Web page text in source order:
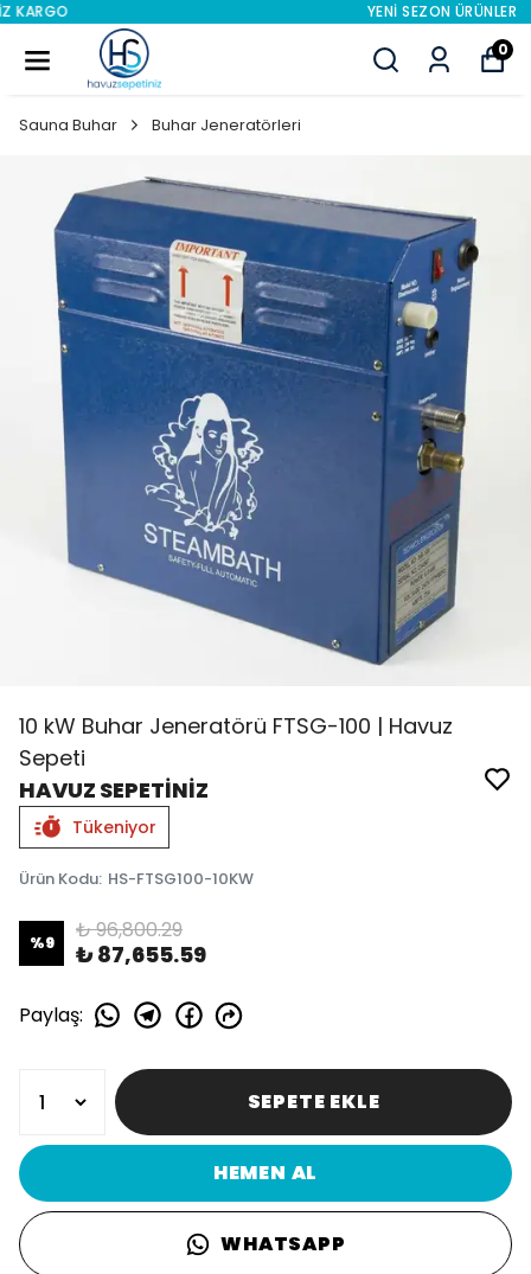
0
Sauna Buhar Buhar Jeneratörleri
10 kW Buhar Jeneratörü FTSG-100 | Havuz
Sepeti
HAVUZ SEPETİNİZ
Tükeniyor
Ürün Kodu: HS-FTSG100-10KW
%9 ₺ 96,800.29
₺ 87,655.59
Paylaş:
SEPETE EKLE
HEMEN AL
WHATSAPP